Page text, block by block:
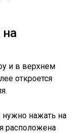
на
и в верхнем
откроется
нужно нажать на
расположена